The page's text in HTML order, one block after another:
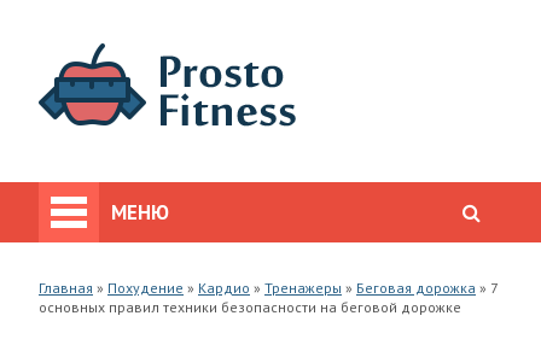
МЕНЮ
Главная » Похудение » Кардио » Тренажеры » Беговая дорожка » 7
основных правил техники безопасности на беговой дорожке